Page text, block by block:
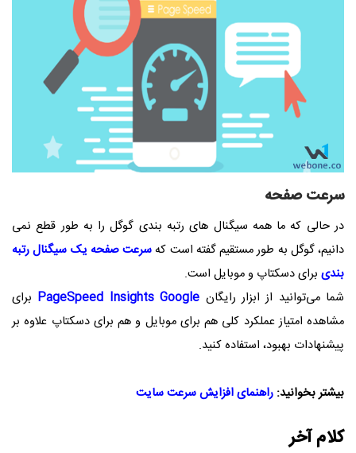
سرعت صفحه
در حالی که ما همه سیگنال های رتبه بندی گوگل را به طور قطع نمی
دانیم، گوگل به طور مستقیم گفته است کهسرعت صفحه یک سیگنال رتبه
بندی برای دسکتاپ و موبایل است.
شما می‌توانید از ابزار رایگان PageSpeed ​​Insights Google برای
مشاهده امتیاز عملکرد کلی هم برای موبایل و هم برای دسکتاپ علاوه بر
پیشنهادات بهبود، استفاده کنید.
بیشتر بخوانید: راهنمای افزایش سرعت سایت
کلام آخر